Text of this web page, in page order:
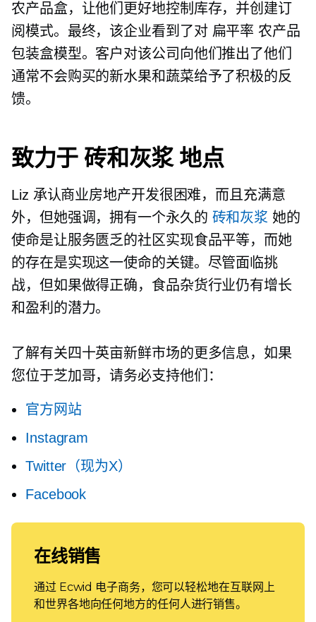
农产品盒，让他们更好地控制库存，并创建订
阅模式。最终，该企业看到了对 扁平率 农产品
包装盒模型。客户对该公司向他们推出了他们
通常不会购买的新水果和蔬菜给予了积极的反
馈。
致力于 砖和灰浆地点
Liz 承认商业房地产开发很困难，而且充满意
外，但她强调，拥有一个永久的 砖和灰浆 她的
使命是让服务匮乏的社区实现食品平等，而她
的存在是实现这一使命的关键。尽管面临挑
战，但如果做得正确，食品杂货行业仍有增长
和盈利的潜力。
了解有关四十英亩新鲜市场的更多信息，如果
您位于芝加哥，请务必支持他们：
官方网站
Instagram
Twitter（现为X）
Facebook
在线销售
通过 Ecwid 电子商务，您可以轻松地在互联网上
和世界各地向任何地方的任何人进行销售。